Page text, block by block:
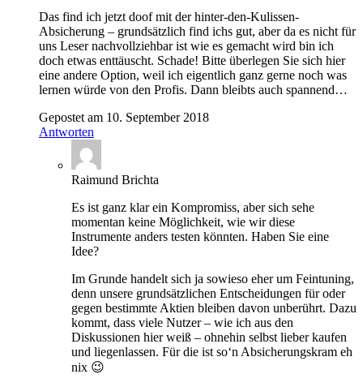
Das find ich jetzt doof mit der hinter-den-Kulissen-
Absicherung – grundsätzlich find ichs gut, aber da es nicht für
uns Leser nachvollziehbar ist wie es gemacht wird bin ich
doch etwas enttäuscht. Schade! Bitte überlegen Sie sich hier
eine andere Option, weil ich eigentlich ganz gerne noch was
lernen würde von den Profis. Dann bleibts auch spannend…
Gepostet am 10. September 2018
Antworten
Raimund Brichta
Es ist ganz klar ein Kompromiss, aber sich sehe
momentan keine Möglichkeit, wie wir diese
Instrumente anders testen könnten. Haben Sie eine
Idee?
Im Grunde handelt sich ja sowieso eher um Feintuning,
denn unsere grundsätzlichen Entscheidungen für oder
gegen bestimmte Aktien bleiben davon unberührt. Dazu
kommt, dass viele Nutzer – wie ich aus den
Diskussionen hier weiß – ohnehin selbst lieber kaufen
und liegenlassen. Für die ist so‘n Absicherungskram eh
nix 😉